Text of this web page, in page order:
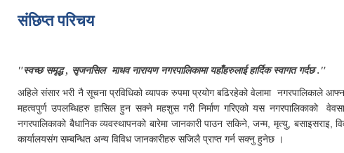
संछिप्त परिचय
"स्वच्छ समृद्ध , सृजनसिल माधव नारायण नगरपालिकामा यहाँहरुलाई हार्दिक स्वागत गर्दछ ."
अहिले संसार भरी नै सूचना प्रविधिको व्यापक रुपमा प्रयोग बढिरहेको वेलामा नगरपालिकाले
महत्वपुर्ण उपलब्धिहरु हासिल हुन सक्ने महशुस गरी निर्माण गरिएको यस नगरपालिकाको
नगरपालिकाको बैधानिक व्यवस्थापनको बारेमा जानकारी पाउन सकिने, जन्म, मृत्यु, बसाइसराइ,
कार्यालयसंग सम्बन्धित अन्य विविध जानकारीहरु सजिलै प्राप्त गर्न सक्नु हुनेछ ।